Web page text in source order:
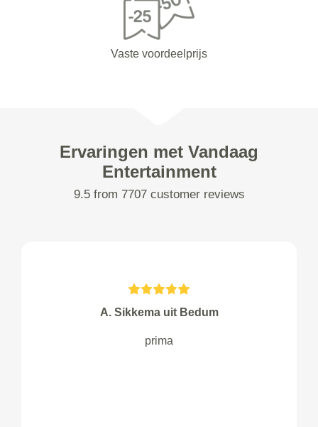
Vaste voordeelprijs
Ervaringen met Vandaag
Entertainment
9.5 from 7707 customer reviews
A. Sikkema uit Bedum
prima